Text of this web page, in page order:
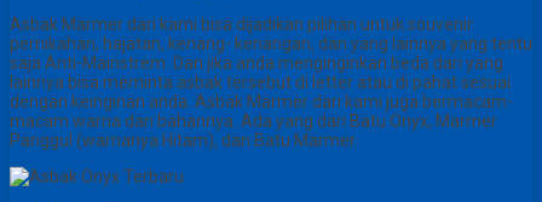
Asbak Marmer dari kami bisa dijadikan pilihan untuk souvenir
pernikahan, hajatan, kenang- kenangan, dan yang lainnya yang tentu
saja Anti-Mainstrem. Dan jika anda menginginkan beda dari yang
lainnya bisa meminta asbak tersebut di letter atau di pahat sesuai
dengan keinginan anda. Asbak Marmer dari kami juga bermacam-
macam warna dan bahannya. Ada yang dari Batu Onyx, Marmer
Panggul (warnanya Hitam), dan Batu Marmer.